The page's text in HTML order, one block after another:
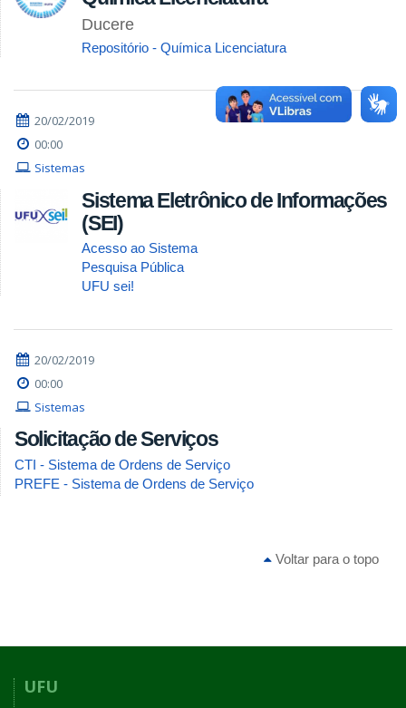
Ducere
Repositório - Química Licenciatura
20/02/2019
00:00
Sistemas
Sistema Eletrônico de Informações
(SEI)
Acesso ao Sistema
Pesquisa Pública
UFU sei!
20/02/2019
00:00
Sistemas
Solicitação de Serviços
CTI - Sistema de Ordens de Serviço
PREFE - Sistema de Ordens de Serviço
Voltar para o topo
UFU